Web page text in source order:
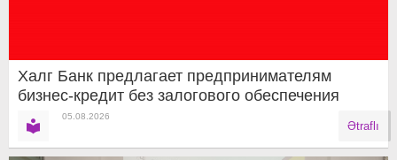
Халг Банк предлагает предпринимателям
бизнес-кредит без залогового обеспечения
05.08.2026
Ətraflı